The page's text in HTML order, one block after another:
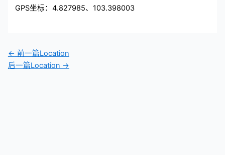
GPS坐标：4.827985、103.398003
← 前一篇Location
后一篇Location →